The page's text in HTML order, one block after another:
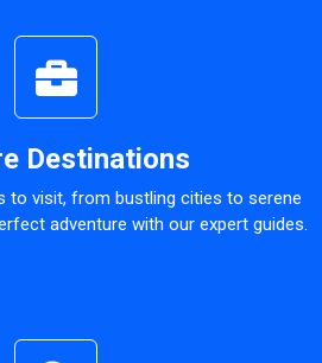
Destinations
to visit, from bustling cities to serene
adventure with our expert guides.